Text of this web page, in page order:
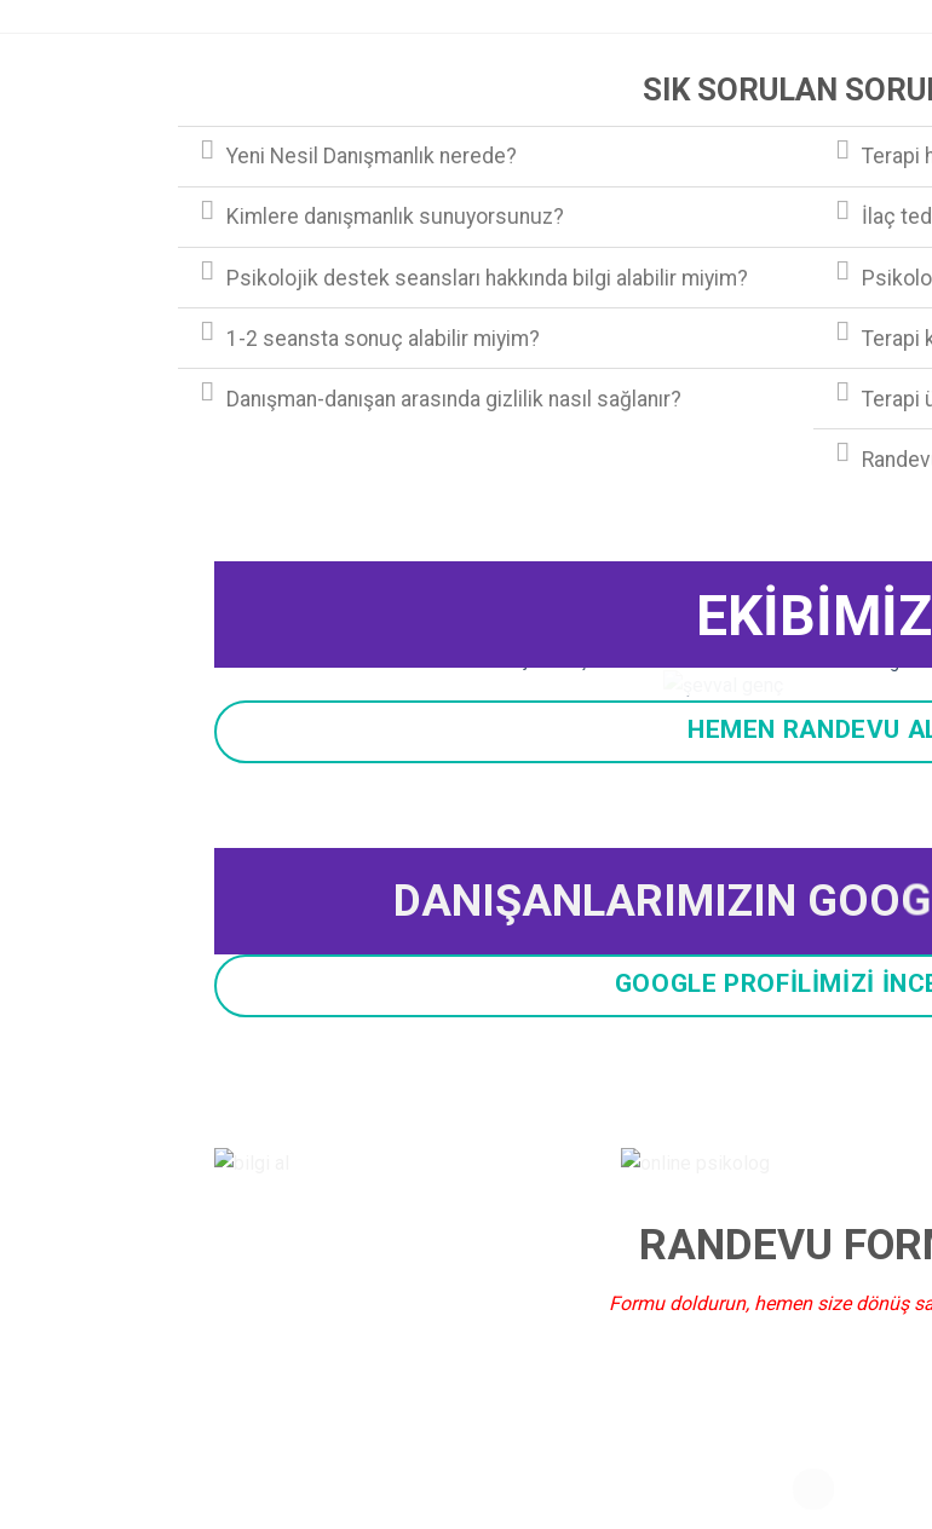
SIK SORULAN
Yeni Nesil Danışmanlık nerede?
Kimlere danışmanlık sunuyorsunuz?
Psikolojik destek seansları hakkında bilgi alabilir miyim?
1-2 seansta sonuç alabilir miyim?
Danışman-danışan arasında gizlilik nasıl sağlanır?
Terapi
İlaç
Terapi
Terapi
EKİBİMİZ
Şevval GENÇ
HEMEN RANDEVU
DANIŞANLARIMIZIN
GOOGLE PROFİLİMİZİ
RANDEVU
Formu doldurun, hemen size dönüş